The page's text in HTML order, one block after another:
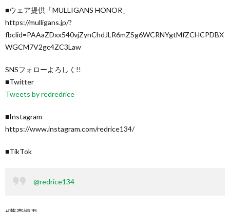
■ウェア提供「MULLIGANS HONOR」
https://mulligans.jp/?
fbclid=PAAaZDxx540vjZynChdJLR6mZSg6WCRNYgtMfZCHCPDBX
WGCM7V2gc4ZC3Law
SNSフォローよろしく!!
■Twitter
Tweets by redredrice
■Instagram
https://www.instagram.com/redrice134/
■TikTok
@redrice134